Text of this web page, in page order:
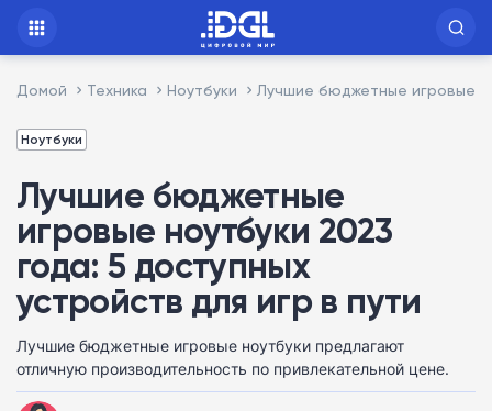
Домой Техника Ноутбуки Лучшие бюджетные игровые
Ноутбуки
Лучшие бюджетные
игровые ноутбуки 2023
года: 5 доступных
устройств для игр в пути
Лучшие бюджетные игровые ноутбуки предлагают
отличную производительность по привлекательной цене.